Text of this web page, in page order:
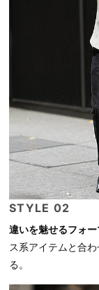
STYLE 02
違いを魅せるフォ
ス系アイテムと合
る。